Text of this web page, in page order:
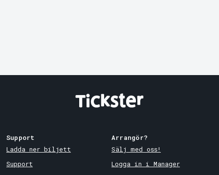
Mer från Vasaborgen
Uppsala
Historisk guidning i Vasaborgens museum